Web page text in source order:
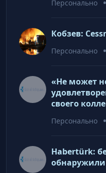
Персонально
Кобзев:
Персонально
«Не может
своего
Персонально
Habertürk:
обнаружили